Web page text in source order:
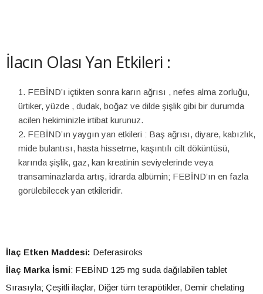
İlacın Olası Yan Etkileri :
FEBİND’ı içtikten sonra karın ağrısı , nefes alma zorluğu,
ürtiker, yüzde , dudak, boğaz ve dilde şişlik gibi bir durumda
acilen hekiminizle irtibat kurunuz.
FEBİND’ın yaygın yan etkileri : Baş ağrısı, diyare, kabızlık,
mide bulantısı, hasta hissetme, kaşıntılı cilt döküntüsü,
karında şişlik, gaz, kan kreatinin seviyelerinde veya
transaminazlarda artış, idrarda albümin; FEBİND’ın en fazla
görülebilecek yan etkileridir.
İlaç Etken Maddesi: Deferasiroks
İlaç Marka İsmi: FEBİND 125 mg suda dağılabilen tablet
Sırasıyla; Çeşitli ilaçlar, Diğer tüm terapötikler, Demir chelating